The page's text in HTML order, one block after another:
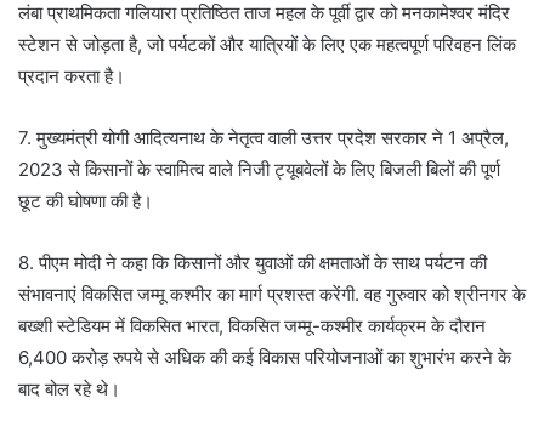
लंबा प्राथमिकता गलियारा प्रतिष्ठित ताज महल के पूर्वी द्वार को मनकामेश्वर मंदिर
स्टेशन से जोड़ता है, जो पर्यटकों और यात्रियों के लिए एक महत्वपूर्ण परिवहन लिंक
प्रदान करता है।
7. मुख्यमंत्री योगी आदित्यनाथ के नेतृत्व वाली उत्तर प्रदेश सरकार ने 1 अप्रैल,
2023 से किसानों के स्वामित्व वाले निजी ट्यूबवेलों के लिए बिजली बिलों की पूर्ण
छूट की घोषणा की है।
8. पीएम मोदी ने कहा कि किसानों और युवाओं की क्षमताओं के साथ पर्यटन की
संभावनाएं विकसित जम्मू कश्मीर का मार्ग प्रशस्त करेंगी. वह गुरुवार को श्रीनगर के
बख्शी स्टेडियम में विकसित भारत, विकसित जम्मू-कश्मीर कार्यक्रम के दौरान
6,400 करोड़ रुपये से अधिक की कई विकास परियोजनाओं का शुभारंभ करने के
बाद बोल रहे थे।